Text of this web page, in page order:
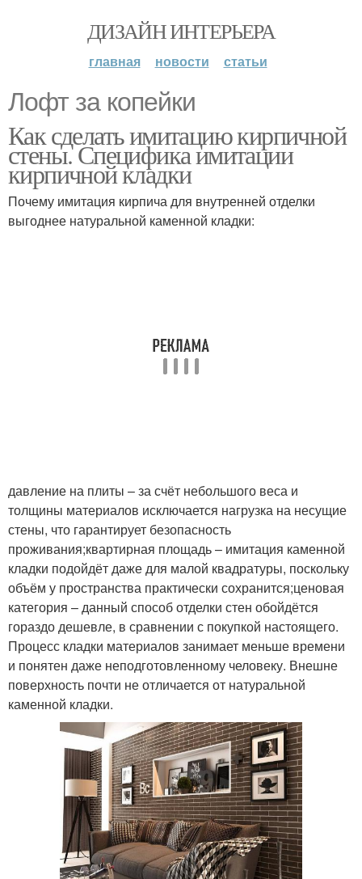
ДИЗАЙН ИНТЕРЬЕРА
главная новости статьи
Лофт за копейки
Как сделать имитацию кирпичной
стены. Специфика имитации
кирпичной кладки
Почему имитация кирпича для внутренней отделки
выгоднее натуральной каменной кладки:
давление на плиты – за счёт небольшого веса и
толщины материалов исключается нагрузка на несущие
стены, что гарантирует безопасность
проживания;квартирная площадь – имитация каменной
кладки подойдёт даже для малой квадратуры, поскольку
объём у пространства практически сохранится;ценовая
категория – данный способ отделки стен обойдётся
гораздо дешевле, в сравнении с покупкой настоящего.
Процесс кладки материалов занимает меньше времени
и понятен даже неподготовленному человеку. Внешне
поверхность почти не отличается от натуральной
каменной кладки.